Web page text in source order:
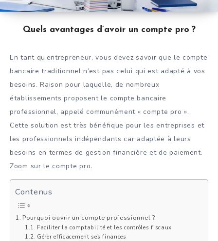
Quels avantages d’avoir un compte pro ?
En tant qu’entrepreneur, vous devez savoir que le compte
bancaire traditionnel n’est pas celui qui est adapté à vos
besoins. Raison pour laquelle, de nombreux
établissements proposent le compte bancaire
professionnel, appelé communément « compte pro ».
Cette solution est très bénéfique pour les entreprises et
les professionnels indépendants car adaptée à leurs
besoins en termes de gestion financière et de paiement.
Zoom sur le compte pro.
Contenus
Pourquoi ouvrir un compte professionnel ?
Faciliter la comptabilité et les contrôles fiscaux
Gérer efficacement ses finances